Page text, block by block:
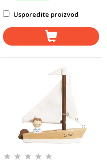
Usporedite proizvod